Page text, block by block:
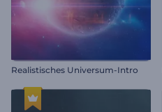
Realistisches Universum-Intro